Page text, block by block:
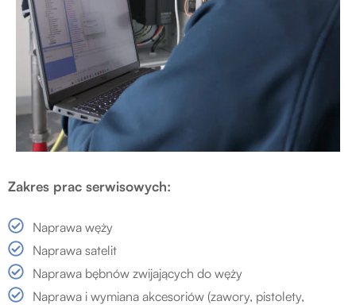
Zakres prac serwisowych:
Naprawa węży
Naprawa satelit
Naprawa bębnów zwijających do węży
Naprawa i wymiana akcesoriów (zawory, pistolety,